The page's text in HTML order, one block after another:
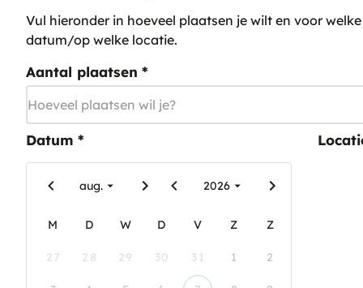
Vul hieronder in hoeveel plaatsen je wilt en voor welke
datum/op welke locatie.
Aantal plaatsen *
Datum *
aug. 2026
M D W D V Z Z
27 28 29 30 31 1 2